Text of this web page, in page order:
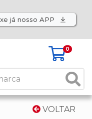
já nosso APP
0
VOLTAR